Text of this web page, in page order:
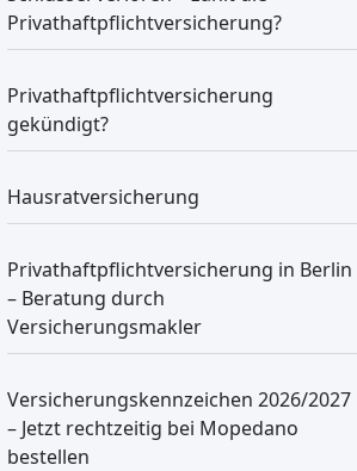
Privathaftpflichtversicherung?
Privathaftpflichtversicherung
gekündigt?
Hausratversicherung
Privathaftpflichtversicherung in Berlin
– Beratung durch
Versicherungsmakler
Versicherungskennzeichen 2026/2027
– Jetzt rechtzeitig bei Mopedano
bestellen